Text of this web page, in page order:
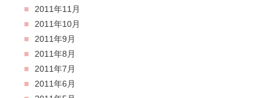
2011年11月
2011年10月
2011年9月
2011年8月
2011年7月
2011年6月